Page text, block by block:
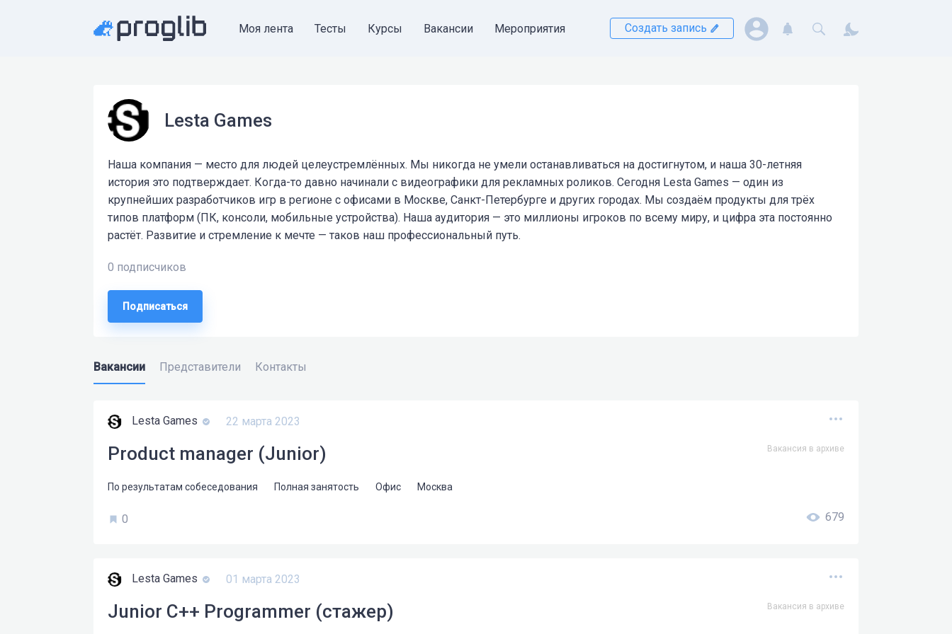
Моя лента Тесты Курсы Вакансии Мероприятия Создать запись
Lesta Games
Наша компания — место для людей целеустремлённых. Мы никогда не умели останавливаться на достигнутом, и наша 30-летняя
история это подтверждает. Когда-то давно начинали с видеографики для рекламных роликов. Сегодня Lesta Games — один из
крупнейших разработчиков игр в регионе с офисами в Москве, Санкт-Петербурге и других городах. Мы создаём продукты для трёх
типов платформ (ПК, консоли, мобильные устройства). Наша аудитория — это миллионы игроков по всему миру, и цифра эта постоянно
растёт. Развитие и стремление к мечте — таков наш профессиональный путь.
0 подписчиков
Подписаться
Вакансии Представители Контакты
Lesta Games 22 марта 2023
Product manager (Junior) Вакансия в архиве
По результатам собеседования Полная занятость Офис Москва
0 679
Lesta Games 01 марта 2023
Junior C++ Programmer (стажер) Вакансия в архиве